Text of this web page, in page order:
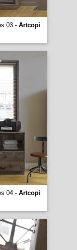
03 - Artcopi
04 - Artcopi